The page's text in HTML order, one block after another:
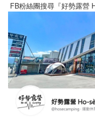
FB粉絲團搜尋『好勢露營